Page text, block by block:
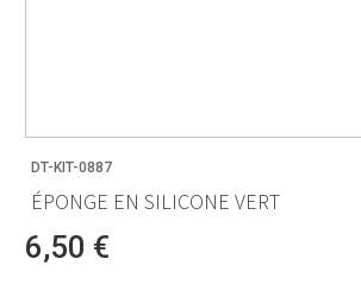
DT-KIT-0887
ÉPONGE EN SILICONE VERT
6,50 €